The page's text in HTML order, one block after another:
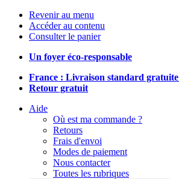
Revenir au menu
Accéder au contenu
Consulter le panier
Un foyer éco-responsable
France : Livraison standard gratuite
Retour gratuit
Aide
Où est ma commande ?
Retours
Frais d'envoi
Modes de paiement
Nous contacter
Toutes les rubriques